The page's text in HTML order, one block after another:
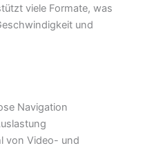
viele Formate, was
und
Navigation
von Video- und